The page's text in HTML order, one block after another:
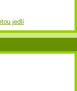
jedlí